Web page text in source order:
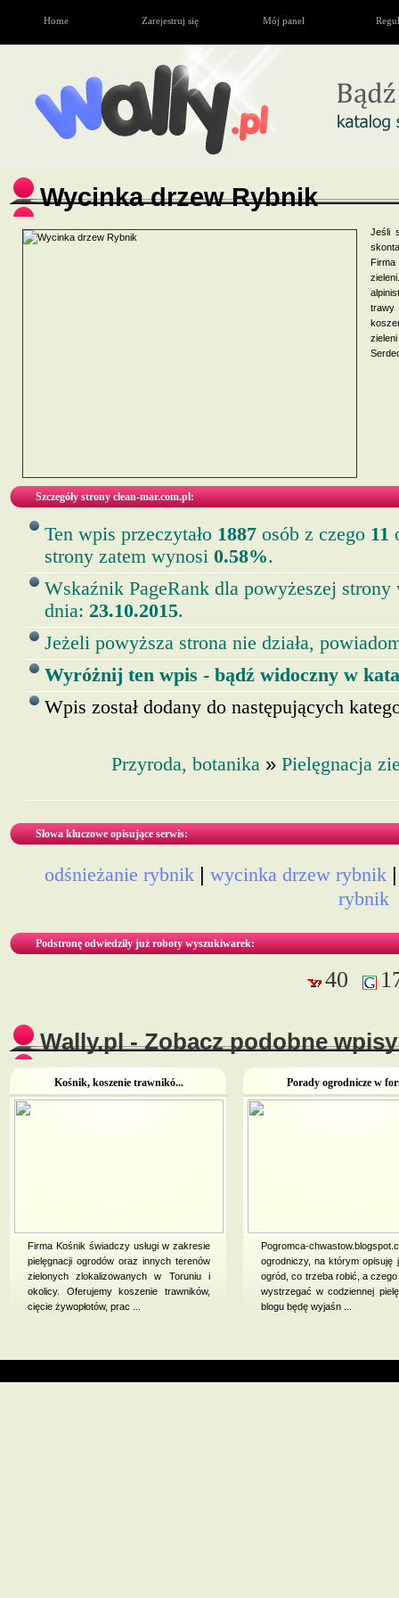
Home Zarejestruj się Mój panel
Wycinka drzew Rybnik
Jeśli
trawy
Szczegóły strony clean-mar.com.pl:
Ten wpis przeczytało 1887 osób z czego 11
strony zatem wynosi 0.58%.
Wskaźnik PageRank dla powyżeszej strony
dnia: 23.10.2015.
Jeżeli powyższa strona nie działa,
Wyróżnij ten wpis - bądź widoczny w
Wpis został dodany do następujących
Przyroda, botanika » Pielęgnacja
Słowa kluczowe opisujące serwis:
odśnieżanie rybnik |wycinka drzew rybnik
rybnik
Podstronę odwiedziły już roboty wyszukiwarek:
40
Wally.pl - Zobacz podobne
Kośnik, koszenie trawnikó...
Firma Kośnik świadczy usługi w zakresie
pielęgnacji ogrodów oraz innych terenów
zielonych zlokalizowanych w Toruniu i
okolicy. Oferujemy koszenie trawników,
cięcie żywopłotów, prac ...
Porady ogrodnicze w
Pogromca-
ogrodniczy, na którym opisuję
ogród, co trzeba robić, a
wystrzegać w codziennej
blogu będę wyjaśn ...